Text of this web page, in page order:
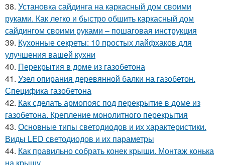
38. Установка сайдинга на каркасный дом своими
руками. Как легко и быстро обшить каркасный дом
сайдингом своими руками – пошаговая инструкция
39. Кухонные секреты: 10 простых лайфхаков для
улучшения вашей кухни
40. Перекрытия в доме из газобетона
41. Узел опирания деревянной балки на газобетон.
Специфика газобетона
42. Как сделать армопояс под перекрытие в доме из
газобетона. Крепление монолитного перекрытия
43. Основные типы светодиодов и их характеристики.
Виды LED светодиодов и их параметры
44. Как правильно собрать конек крыши. Монтаж конька